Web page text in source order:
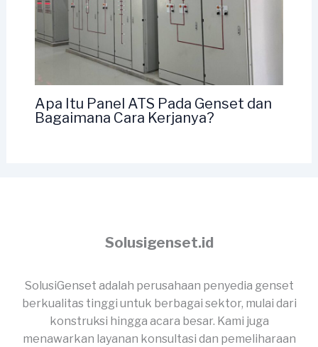
Apa Itu Panel ATS Pada Genset dan
Bagaimana Cara Kerjanya?
Solusigenset.id
SolusiGenset adalah perusahaan penyedia genset
berkualitas tinggi untuk berbagai sektor, mulai dari
konstruksi hingga acara besar. Kami juga
menawarkan layanan konsultasi dan pemeliharaan